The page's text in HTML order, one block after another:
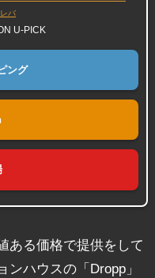
バ
U-PICK
ング
ある価格で提供をして
ハウスの「Dropp」